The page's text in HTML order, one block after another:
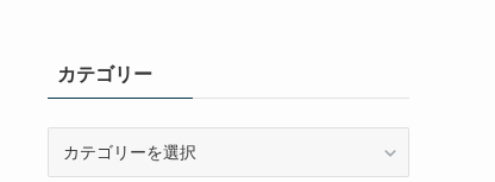
カテゴリー